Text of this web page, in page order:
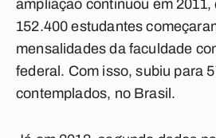
ampliação continuou em 2011,
152.400 estudantes
mensalidades da faculdade
federal. Com isso, subiu para
contemplados, no Brasil.